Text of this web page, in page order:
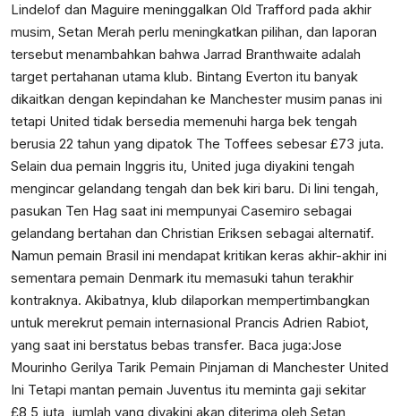
Lindelof dan Maguire meninggalkan Old Trafford pada akhir
musim, Setan Merah perlu meningkatkan pilihan, dan laporan
tersebut menambahkan bahwa Jarrad Branthwaite adalah
target pertahanan utama klub. Bintang Everton itu banyak
dikaitkan dengan kepindahan ke Manchester musim panas ini
tetapi United tidak bersedia memenuhi harga bek tengah
berusia 22 tahun yang dipatok The Toffees sebesar £73 juta.
Selain dua pemain Inggris itu, United juga diyakini tengah
mengincar gelandang tengah dan bek kiri baru. Di lini tengah,
pasukan Ten Hag saat ini mempunyai Casemiro sebagai
gelandang bertahan dan Christian Eriksen sebagai alternatif.
Namun pemain Brasil ini mendapat kritikan keras akhir-akhir ini
sementara pemain Denmark itu memasuki tahun terakhir
kontraknya. Akibatnya, klub dilaporkan mempertimbangkan
untuk merekrut pemain internasional Prancis Adrien Rabiot,
yang saat ini berstatus bebas transfer. Baca juga:Jose
Mourinho Gerilya Tarik Pemain Pinjaman di Manchester United
Ini Tetapi mantan pemain Juventus itu meminta gaji sekitar
£8,5 juta, jumlah yang diyakini akan diterima oleh Setan